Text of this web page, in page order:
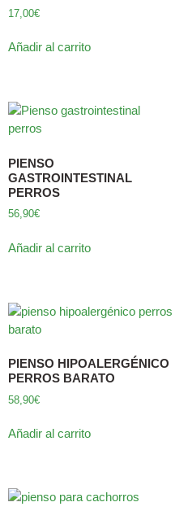
17,00€
Añadir al carrito
PIENSO
GASTROINTESTINAL
PERROS
56,90€
Añadir al carrito
PIENSO HIPOALERGÉNICO
PERROS BARATO
58,90€
Añadir al carrito